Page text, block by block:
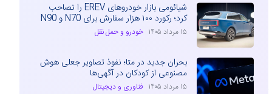
شیائومی بازار خودروهای EREV را تصاحب
کرد؛ رکورد ۱۰۰ هزار سفارش برای N70 و N90
۱۵ مرداد ۱۴۰۵ خودرو و حمل نقل
بحران جدید در متا؛ نفوذ تصاویر جعلی هوش
مصنوعی از کودکان در آگهی‌ها
۱۵ مرداد ۱۴۰۵ فناوری و دیجیتال